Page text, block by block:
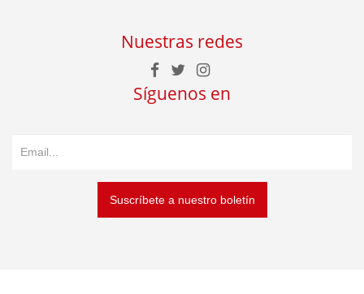
Nuestras redes
Síguenos en
Suscríbete a nuestro boletín